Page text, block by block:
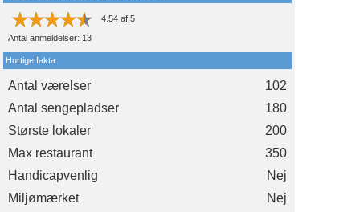
4.54 af 5
Antal anmeldelser: 13
Hurtige fakta
Antal værelser
102
Antal sengepladser
180
Største lokaler
200
Max restaurant
350
Handicapvenlig
Nej
Miljømærket
Nej